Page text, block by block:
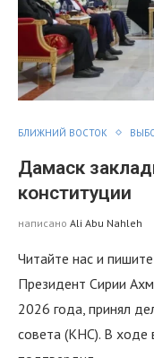
БЛИЖНИЙ ВОСТОК
Дамаск
конституции
написано Ali Abu Nahleh
Читайте нас и
Президент Сирии
2026 года, принял
совета (КНС). В ходе